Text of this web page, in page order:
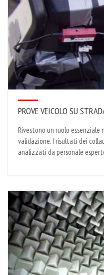
PROVE VEICOLO SU
Rivestono un ruolo
validazione. I risultati dei
analizzati da personale